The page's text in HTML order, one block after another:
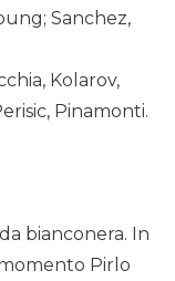
Sanchez,
Kolarov,
Pinamonti.
bianconera. In
Pirlo